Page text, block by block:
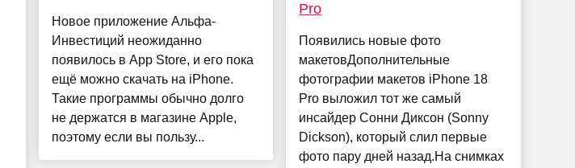
Новое приложение Альфа-
Инвестиций неожиданно
появилось в App Store, и его пока
ещё можно скачать на iPhone.
Такие программы обычно долго
не держатся в магазине Apple,
поэтому если вы пользу...
Pro
Появились новые фото
макетовДополнительные
фотографии макетов iPhone 18
Pro выложил тот же самый
инсайдер Сонни Диксон (Sonny
Dickson), который слил первые
фото пару дней назад.На снимках